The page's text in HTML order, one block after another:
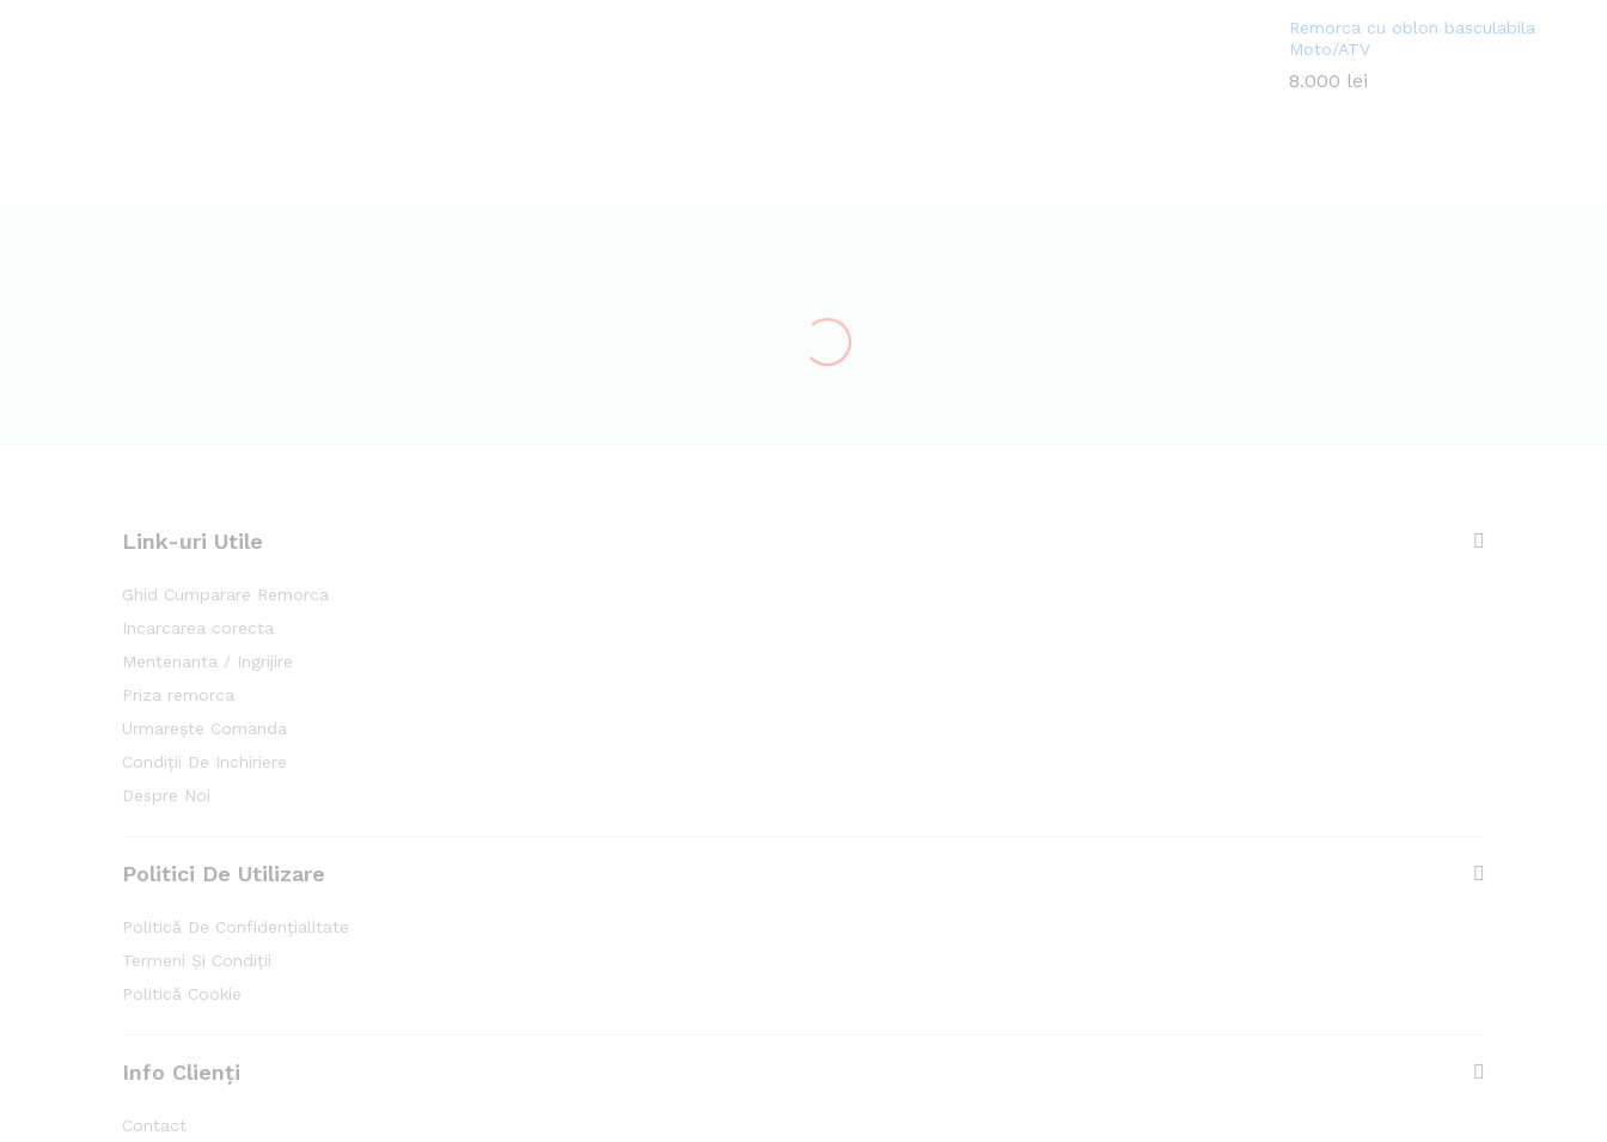
Remorca cu oblon basculabila
Moto/ATV
8.000 lei
8.000 lei
Link-uri Utile
Ghid Cumparare Remorca
Incarcarea corecta
Mentenanta / Ingrijire
Priza remorca
Urmarește Comanda
Condiții De Inchiriere
Despre Noi
Politici De Utilizare
Politică De Confidențialitate
Termeni Și Condiții
Politică Cookie
Info Clienți
Contact